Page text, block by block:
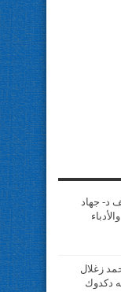
د- جهاد
زغلال
دكدوك